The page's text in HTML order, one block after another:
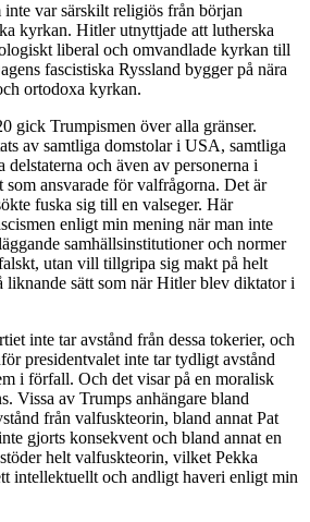
var särskilt religiös från början
kyrkan. Hitler utnyttjade att lutherska
liberal och omvandlade kyrkan till
fascistiska Ryssland bygger på nära
ortodoxa kyrkan.
gick Trumpismen över alla gränser.
av samtliga domstolar i USA, samtliga
och även av personerna i
som ansvarade för valfrågorna. Det är
fuska sig till en valseger. Här
enligt min mening när man inte
samhällsinstitutioner och normer
utan vill tillgripa sig makt på helt
liknande sätt som när Hitler blev diktator i
inte tar avstånd från dessa tokerier, och
presidentvalet inte tar tydligt avstånd
i förfall. Och det visar på en moralisk
Vissa av Trumps anhängare bland
från valfuskteorin, bland annat Pat
gjorts konsekvent och bland annat en
helt valfuskteorin, vilket Pekka
intellektuellt och andligt haveri enligt min